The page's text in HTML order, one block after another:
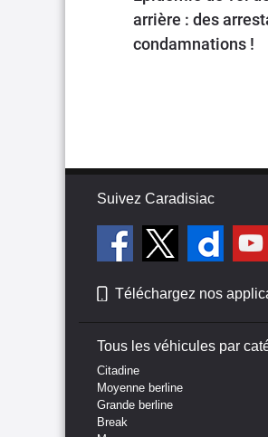
arrière : des
condamnations !
Suivez Caradisiac
Téléchargez nos
Tous les véhicules par
Citadine
Moyenne berline
Grande berline
Break